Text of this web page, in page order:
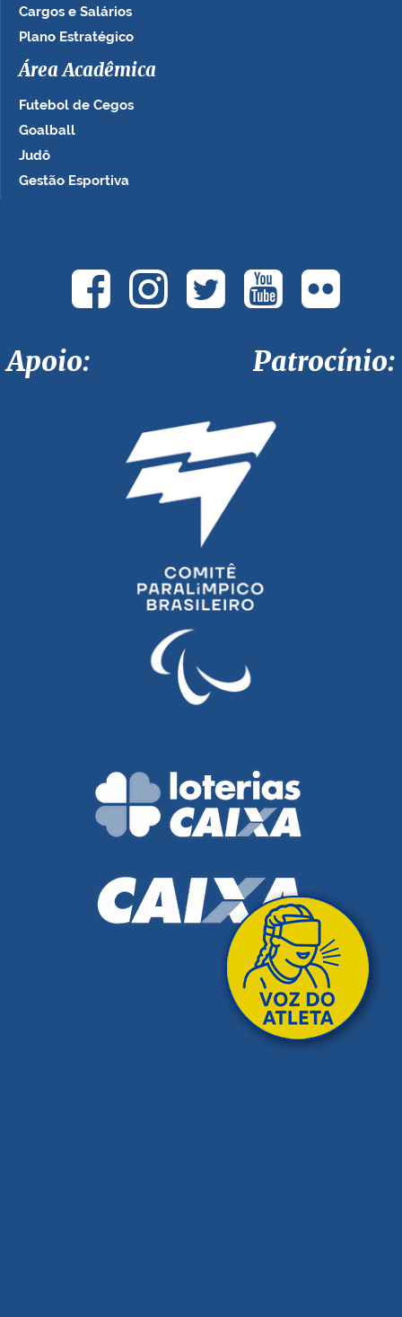
Cargos e Salários
Plano Estratégico
Área Acadêmica
Futebol de Cegos
Goalball
Judô
Gestão Esportiva
Apoio: Patrocínio: